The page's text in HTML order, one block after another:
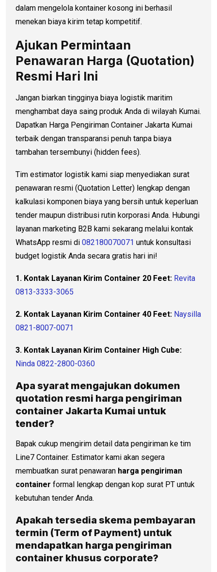
dalam mengelola kontainer kosong ini berhasil
menekan biaya kirim tetap kompetitif.
Ajukan Permintaan
Penawaran Harga (Quotation)
Resmi Hari Ini
Jangan biarkan tingginya biaya logistik maritim
menghambat daya saing produk Anda di wilayah Kumai.
Dapatkan Harga Pengiriman Container Jakarta Kumai
terbaik dengan transparansi penuh tanpa biaya
tambahan tersembunyi (hidden fees).
Tim estimator logistik kami siap menyediakan surat
penawaran resmi (Quotation Letter) lengkap dengan
kalkulasi komponen biaya yang bersih untuk keperluan
tender maupun distribusi rutin korporasi Anda. Hubungi
layanan marketing B2B kami sekarang melalui kontak
WhatsApp resmi di 082180070071 untuk konsultasi
budget logistik Anda secara gratis hari ini!
1. Kontak Layanan Kirim Container 20 Feet: Revita
0813-3333-3065
2. Kontak Layanan Kirim Container 40 Feet: Naysilla
0821-8007-0071
3. Kontak Layanan Kirim Container High Cube:
Ninda 0822-2800-0360
Apa syarat mengajukan dokumen
quotation resmi harga pengiriman
container Jakarta Kumai untuk
tender?
Bapak cukup mengirim detail data pengiriman ke tim
Line7 Container. Estimator kami akan segera
membuatkan surat penawaran harga pengiriman
container formal lengkap dengan kop surat PT untuk
kebutuhan tender Anda.
Apakah tersedia skema pembayaran
termin (Term of Payment) untuk
mendapatkan harga pengiriman
container khusus corporate?